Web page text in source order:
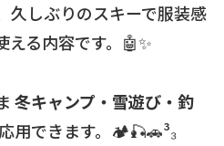
久しぶりのスキーで服装感
る内容です。🤖✨
冬キャンプ・雪遊び・釣
用できます。🏕️🎣🚗³₃